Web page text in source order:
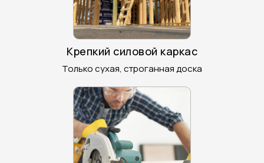
Только сухая, строганная доска
Крепкий силовой каркас